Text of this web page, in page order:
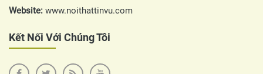
Website: www.noithattinvu.com
Kết Nối Với Chúng Tôi